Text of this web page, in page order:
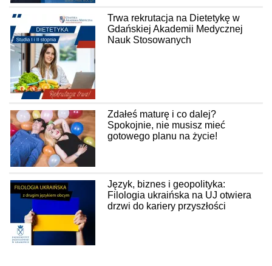
Trwa rekrutacja na Dietetykę w
Gdańskiej Akademii Medycznej
Nauk Stosowanych
Zdałeś maturę i co dalej?
Spokojnie, nie musisz mieć
gotowego planu na życie!
Język, biznes i geopolityka:
Filologia ukraińska na UJ otwiera
drzwi do kariery przyszłości